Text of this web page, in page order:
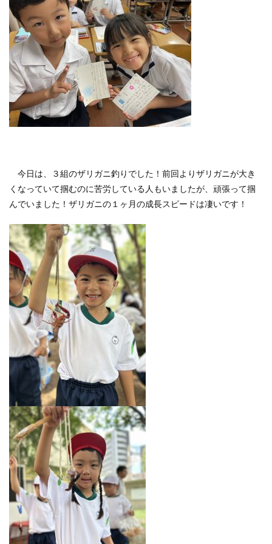
今日は、３組のザリガニ釣りでした！前回よりザリガニが大き
くなっていて掴むのに苦労している人もいましたが、頑張って掴
んでいました！ザリガニの１ヶ月の成長スピードは凄いです！